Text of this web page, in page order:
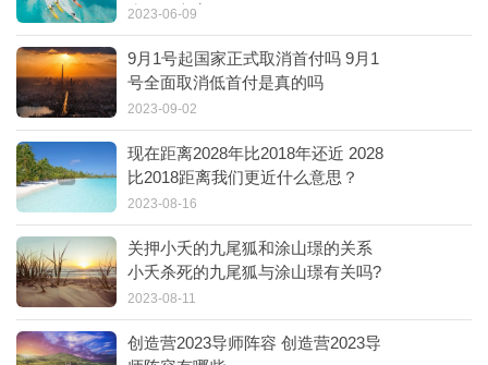
为何不立案
2023-06-09
9月1号起国家正式取消首付吗 9月1
号全面取消低首付是真的吗
2023-09-02
现在距离2028年比2018年还近 2028
比2018距离我们更近什么意思？
2023-08-16
关押小夭的九尾狐和涂山璟的关系
小夭杀死的九尾狐与涂山璟有关吗?
2023-08-11
创造营2023导师阵容 创造营2023导